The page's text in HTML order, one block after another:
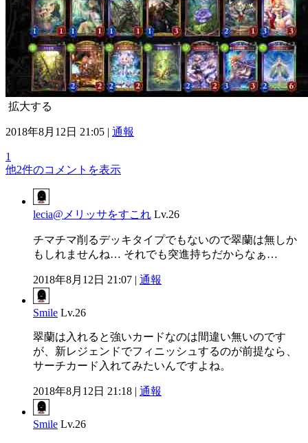
拡大する
2018年8月12日 21:05 | 通報
1
他2件のコメントを表示
lecia@メリッサをすこれ Lv.26
チマチマ削るデッキタイプでもないので翠蘭は無しか
もしれませんね… それでも突進持ちだからなぁ…
2018年8月12日 21:07 | 通報
Smile Lv.26
翠蘭は入れると強いカードなのは間違い無いのです
が、新レジェンドでフィニッシュするのが前提なら、
サーチカード入れてみたいんですよね。
2018年8月12日 21:18 | 通報
Smile Lv.26